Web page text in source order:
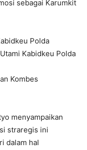
sebagai Karumkit
Polda
Kabidkeu Polda
Kombes
menyampaikan
straregis ini
dalam hal